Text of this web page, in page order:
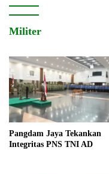
Militer
Pangdam Jaya Tekankan
Integritas PNS TNI AD